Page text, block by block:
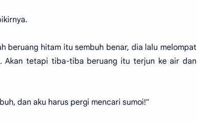
beruang hitam itu sembuh benar, dia lalu melompat
Akan tetapi tiba-tiba beruang itu terjun ke air dan
dan aku harus pergi mencari sumoi!"